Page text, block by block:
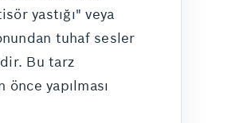
yastığı" veya
tuhaf sesler
Bu tarz
yapılması